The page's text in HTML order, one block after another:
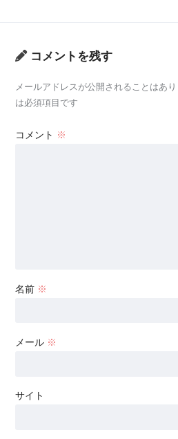
コメントを残す
メールアドレスが公開されることはあり
は必須項目です
コメント ※
名前 ※
メール ※
サイト